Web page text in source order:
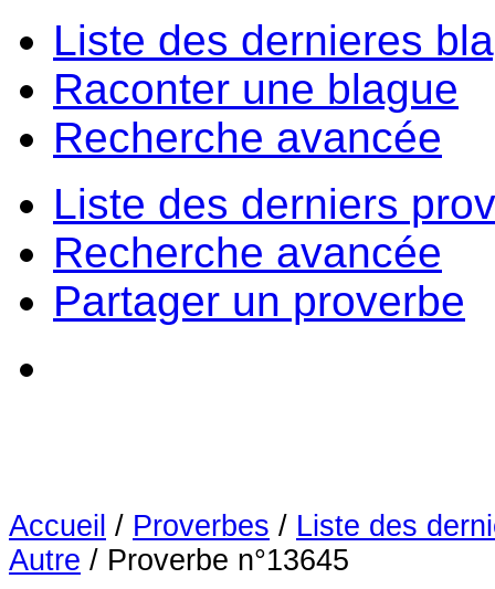
Liste des dernieres
Raconter une blague
Recherche avancée
Liste des derniers
Recherche avancée
Partager un proverbe
Accueil / Proverbes / Liste des
Autre / Proverbe n°13645